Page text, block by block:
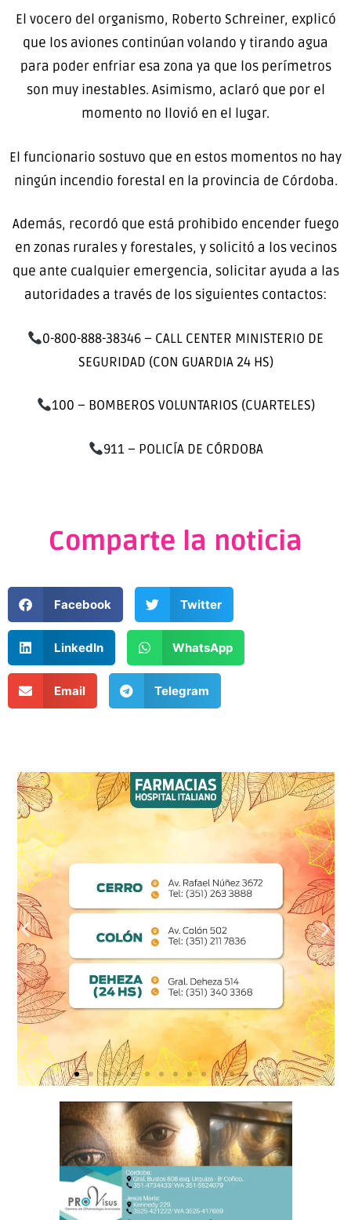
El vocero del organismo, Roberto Schreiner, explicó
que los aviones continúan volando y tirando agua
para poder enfriar esa zona ya que los perímetros
son muy inestables. Asimismo, aclaró que por el
momento no llovió en el lugar.
El funcionario sostuvo que en estos momentos no hay
ningún incendio forestal en la provincia de Córdoba.
Además, recordó que está prohibido encender fuego
en zonas rurales y forestales, y solicitó a los vecinos
que ante cualquier emergencia, solicitar ayuda a las
autoridades a través de los siguientes contactos:
0-800-888-38346 – CALL CENTER MINISTERIO DE
SEGURIDAD (CON GUARDIA 24 HS)
100 – BOMBEROS VOLUNTARIOS (CUARTELES)
911 – POLICÍA DE CÓRDOBA
Comparte la noticia
Facebook Twitter
LinkedIn WhatsApp
Email Telegram